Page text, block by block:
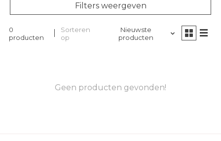
Filters weergeven
0
producten
Sorteren
op
Nieuwste
producten
Geen producten gevonden!